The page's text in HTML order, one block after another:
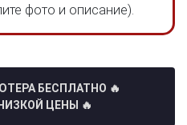
фото и описание).
БЕСПЛАТНО 🔥
ЦЕНЫ 🔥